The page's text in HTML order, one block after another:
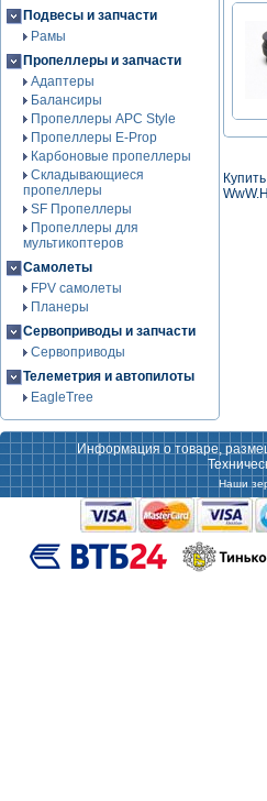
Подвесы и запчасти
Рамы
Пропеллеры и запчасти
Адаптеры
Балансиры
Пропеллеры APC Style
Пропеллеры E-Prop
Карбоновые пропеллеры
Складывающиеся
пропеллеры
SF Пропеллеры
Пропеллеры для
мультикоптеров
Самолеты
FPV самолеты
Планеры
Сервоприводы и запчасти
Сервоприводы
Телеметрия и автопилоты
EagleTree
Информация о товаре,
Наши